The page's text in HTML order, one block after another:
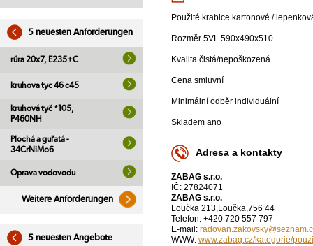
5 neuesten Anforderungen
rúra 20x7, E235+C
kruhova tyc 46 c45
kruhová tyč *105,
P460NH
Plochá a guľatá -
34CrNiMo6
Oprava vodovodu
Weitere Anforderungen
5 neuesten Angebote
Použité krabice kartonové /
Rozměr 5VL 590x490x510
Kvalita čistá/nepoškozená
Cena smluvní
Minimální odběr individuální
Skladem ano
Adresa a kontakty
ZABAG s.r.o.
IČ: 27824071
ZABAG s.r.o.
Loučka 213,Loučka,756 44
Telefon: +420 720 557 797
E-mail:
WWW: www.zabag.cz/kategorie/